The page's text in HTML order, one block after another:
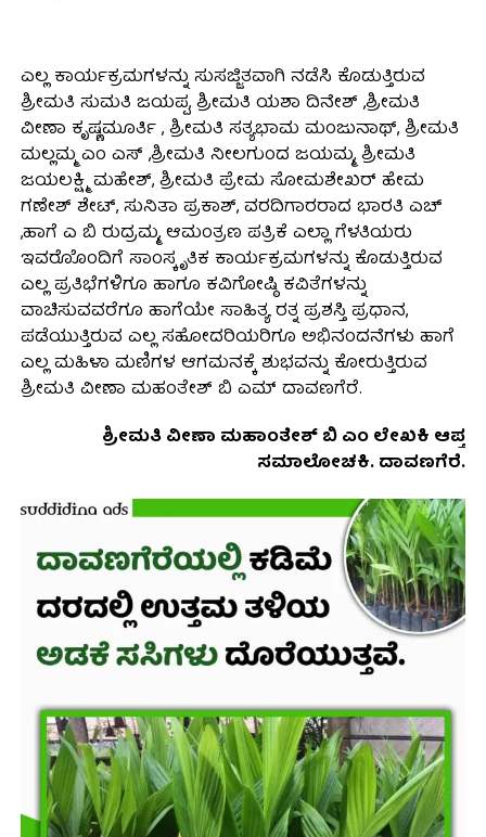
ಎಲ್ಲ ಕಾರ್ಯಕ್ರಮಗಳನ್ನು ಸುಸಜ್ಜಿತವಾಗಿ ನಡೆಸಿ ಕೊಡುತ್ತಿರುವ
ಶ್ರೀಮತಿ ಸುಮತಿ ಜಯಪ್ಪ, ಶ್ರೀಮತಿ ಯಶಾ ದಿನೇಶ್ ,ಶ್ರೀಮತಿ
ವೀಣಾ ಕೃಷ್ಣಮೂರ್ತಿ , ಶ್ರೀಮತಿ ಸತ್ಯಭಾಮ ಮಂಜುನಾಥ್, ಶ್ರೀಮತಿ
ಮಲ್ಲಮ್ಮ ಎಂ ಎಸ್ ,ಶ್ರೀಮತಿ ನೀಲಗುಂದ ಜಯಮ್ಮ, ಶ್ರೀಮತಿ
ಜಯಲಕ್ಷ್ಮಿ ಮಹೇಶ್, ಶ್ರೀಮತಿ ಪ್ರೇಮ ಸೋಮಶೇಖರ್ ಹೇಮ
ಗಣೇಶ್ ಶೇಟ್, ಸುನಿತಾ ಪ್ರಕಾಶ್, ವರದಿಗಾರರಾದ ಭಾರತಿ ಎಚ್
,ಹಾಗೆ ಎ ಬಿ ರುದ್ರಮ್ಮ, ಆಮಂತ್ರಣ ಪತ್ರಿಕೆ ಎಲ್ಲಾ ಗೆಳತಿಯರು
ಇವರೊೊಂದಿಗೆ ಸಾಂಸ್ಕೃತಿಕ ಕಾರ್ಯಕ್ರಮಗಳನ್ನು ಕೊಡುತ್ತಿರುವ
ಎಲ್ಲ ಪ್ರತಿಭೆಗಳಿಗೂ ಹಾಗೂ ಕವಿಗೋಷ್ಠಿ ಕವಿತೆಗಳನ್ನು
ವಾಚಿಸುವವರೆಗೂ ಹಾಗೆಯೇ ಸಾಹಿತ್ಯ ರತ್ನ ಪ್ರಶಸ್ತಿ ಪ್ರಧಾನ,
ಪಡೆಯುತ್ತಿರುವ ಎಲ್ಲ ಸಹೋದರಿಯರಿಗೂ ಅಭಿನಂದನೆಗಳು ಹಾಗೆ
ಎಲ್ಲ ಮಹಿಳಾ ಮಣಿಗಳ ಆಗಮನಕ್ಕೆ ಶುಭವನ್ನು ಕೋರುತ್ತಿರುವ
ಶ್ರೀಮತಿ ವೀಣಾ ಮಹಂತೇಶ್ ಬಿ ಎಮ್ ದಾವಣಗೆರೆ.
ಶ್ರೀಮತಿ ವೀಣಾ ಮಹಾಂತೇಶ್ ಬಿ ಎಂ ಲೇಖಕಿ ಆಪ್ತ
ಸಮಾಲೋಚಕಿ. ದಾವಣಗೆರೆ.